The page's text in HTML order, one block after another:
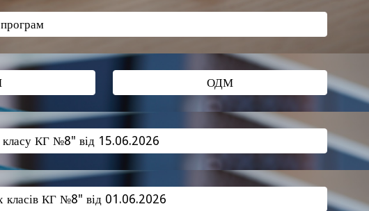
ОДМ
класу КГ №8" від 15.06.2026
класів КГ №8" від 01.06.2026